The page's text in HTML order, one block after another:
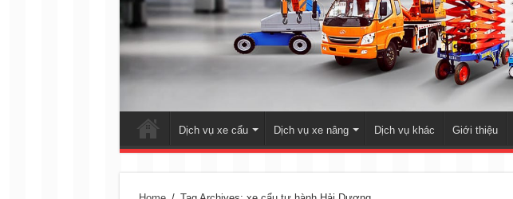
Dịch vụ xe cẩu Dịch vụ xe nâng Dịch vụ khác Giới thiệu